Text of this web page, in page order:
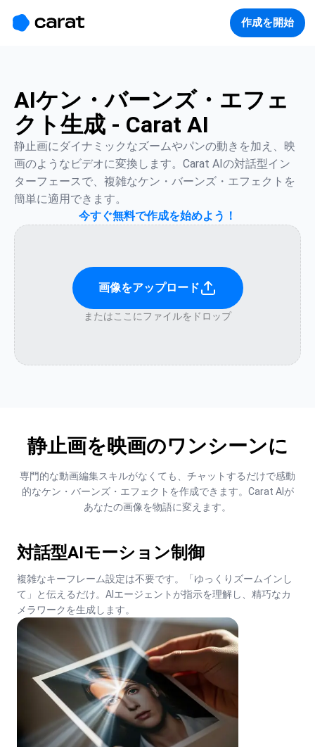
作成を開始
AIケン・バーンズ・エフェ
クト生成 - Carat AI
静止画にダイナミックなズームやパンの動きを加え、映
画のようなビデオに変換します。Carat AIの対話型イン
ターフェースで、複雑なケン・バーンズ・エフェクトを
簡単に適用できます。
今すぐ無料で作成を始めよう！
画像をアップロード
またはここにファイルをドロップ
静止画を映画のワンシーンに
専門的な動画編集スキルがなくても、チャットするだけで感動
的なケン・バーンズ・エフェクトを作成できます。Carat AIが
あなたの画像を物語に変えます。
対話型AIモーション制御
複雑なキーフレーム設定は不要です。「ゆっくりズームインし
て」と伝えるだけ。AIエージェントが指示を理解し、精巧なカ
メラワークを生成します。